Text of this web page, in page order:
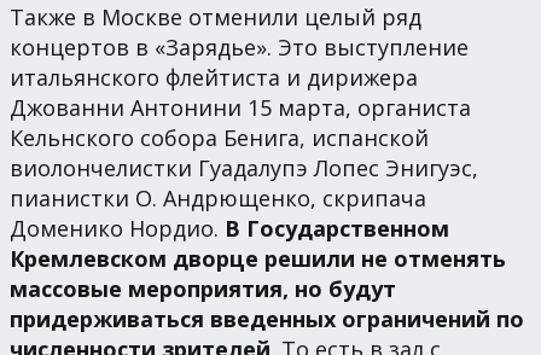
Также в Москве отменили целый ряд
концертов в «Зарядье». Это выступление
итальянского флейтиста и дирижера
Джованни Антонини 15 марта, органиста
Кельнского собора Бенига, испанской
виолончелистки Гуадалупэ Лопес Энигуэс,
пианистки О. Андрющенко, скрипача
Доменико Нордио. В Государственном
Кремлевском дворце решили не отменять
массовые мероприятия, но будут
придерживаться введенных ограничений по
численности зрителей. То есть в зал с